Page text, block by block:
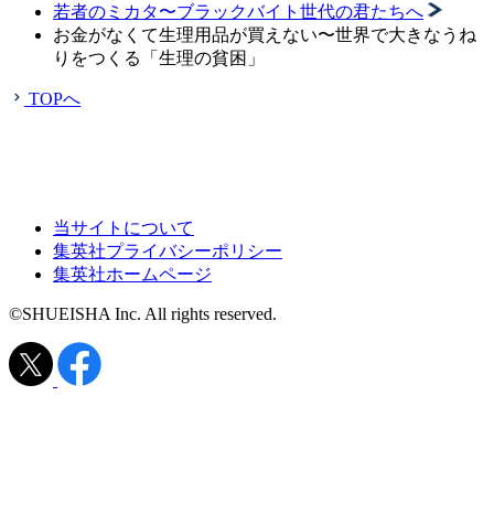
若者のミカタ〜ブラックバイト世代の君たちへ
お金がなくて生理用品が買えない〜世界で大きなうね
りをつくる「生理の貧困」
TOPへ
当サイトについて
集英社プライバシーポリシー
集英社ホームページ
©SHUEISHA Inc. All rights reserved.